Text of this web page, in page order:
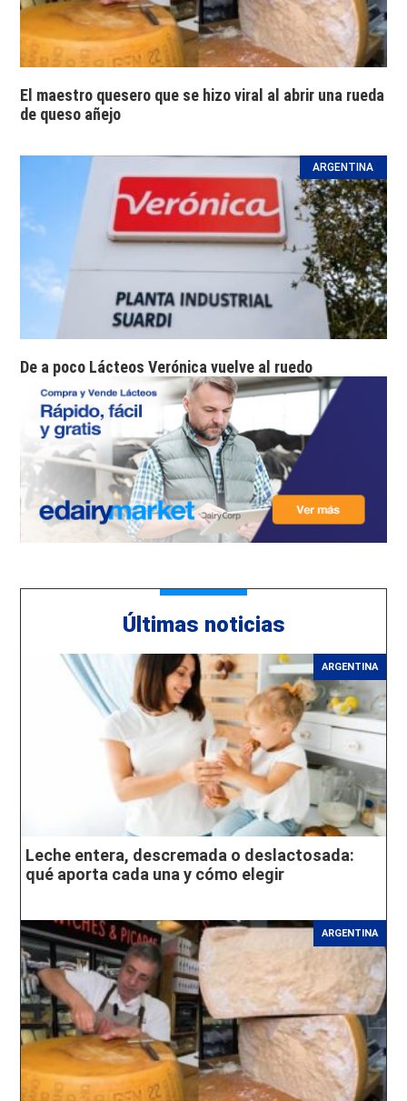
El maestro quesero que se hizo viral al abrir una rueda
de queso añejo
ARGENTINA
De a poco Lácteos Verónica vuelve al ruedo
Últimas noticias
ARGENTINA
Leche entera, descremada o deslactosada:
qué aporta cada una y cómo elegir
ARGENTINA